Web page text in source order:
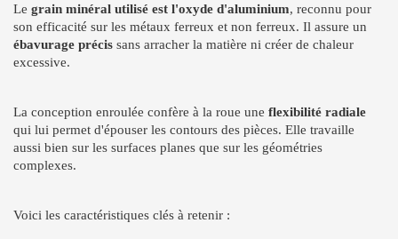
Le grain minéral utilisé est l'oxyde d'aluminium, reconnu pour
son efficacité sur les métaux ferreux et non ferreux. Il assure un
ébavurage précis sans arracher la matière ni créer de chaleur
excessive.
La conception enroulée confère à la roue une flexibilité radiale
qui lui permet d'épouser les contours des pièces. Elle travaille
aussi bien sur les surfaces planes que sur les géométries
complexes.
Voici les caractéristiques clés à retenir :